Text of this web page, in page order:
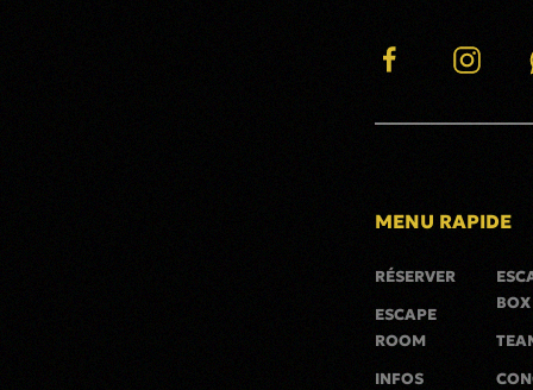
MENU RAPIDE
RÉSERVER
ESCAPE
ROOM
INFOS
BOX